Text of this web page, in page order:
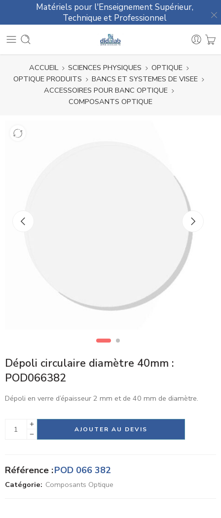
Matériels pour l'Enseignement Supérieur,
Technique et Professionnel
ACCUEIL SCIENCES PHYSIQUES
OPTIQUE
OPTIQUE PRODUITS
BANCS ET SYSTEMES DE VISEE
ACCESSOIRES POUR BANC OPTIQUE
COMPOSANTS OPTIQUE
Dépoli circulaire diamètre 40mm :
POD066382
Dépoli en verre d’épaisseur 2 mm et de 40 mm de diamètre.
AJOUTER AU DEVIS
Alternative:
Référence :POD 066 382
Catégorie: Composants Optique